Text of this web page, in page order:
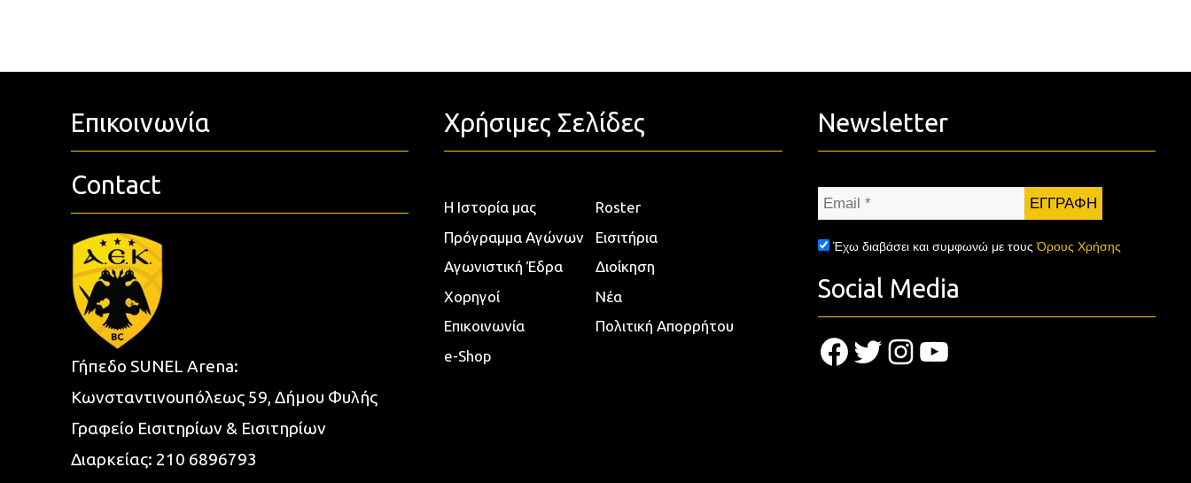
Επικοινωνία
Contact
Γήπεδο SUNEL Arena:
Κωνσταντινουπόλεως 59, Δήμου Φυλής
Γραφείο Εισιτηρίων & Εισιτηρίων
Διαρκείας: 210 6896793
Χρήσιμες Σελίδες
Η Ιστορία μας
Roster
Πρόγραμμα Αγώνων
Εισιτήρια
Αγωνιστική Έδρα
Διοίκηση
Χορηγοί
Νέα
Επικοινωνία
Πολιτική Απορρήτου
e-Shop
Newsletter
Email
Έχω διαβάσει και συμφωνώ με τουςΌρους Χρήσης
Social Media
Facebook
TwitterInstagram
YouTube